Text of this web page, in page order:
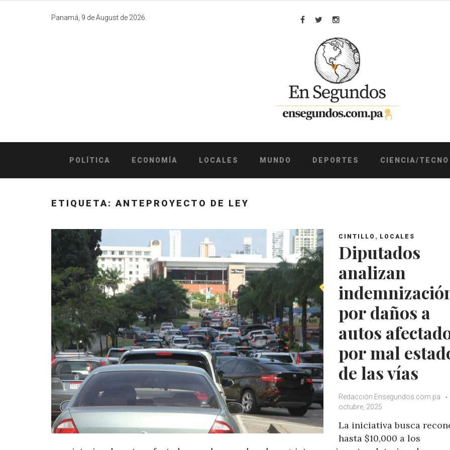
Panamá, 9 de August de 2026.
Facebook
TwitterInstagram
POLÍTICA ECONOMÍA LOCALES MUNDO DEPORTES CIENCIA/TECNO
ETIQUETA: ANTEPROYECTO DE LEY
CINTILLO , LOCALES
Diputados
analizan
por daños a
autos
por mal
de las vías
Redacción Ensegundos.com.pa
octubre, 2025
La iniciativa busca
hasta $10,000 a los